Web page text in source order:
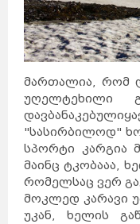
მართალია, რომ
უღელტეხილი
"სასირბილოდ"
სპორტი კარგია
მაინც ტკობააა,
რომელსაც ვერ
მოკლედ კარავი
უკან, ხელის